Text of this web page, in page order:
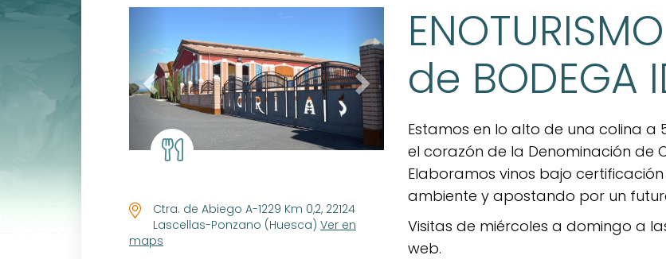
Ctra. de Abiego A-1229 Km 0,2, 22124
Lascellas-Ponzano (Huesca) Ver en
maps
de BODEGA
Estamos en lo alto de una colina a
el corazón de la Denominación de
Elaboramos vinos bajo
ambiente y apostando por un
Visitas de miércoles a domingo a
web.